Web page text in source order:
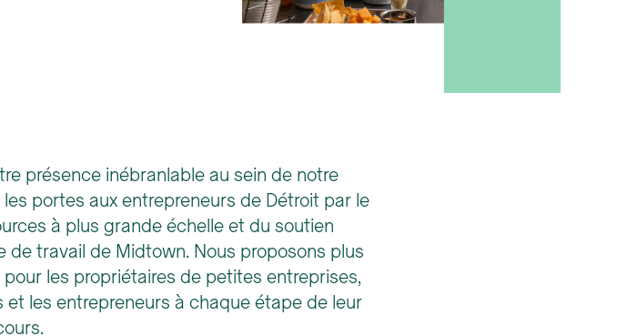
présence inébranlable au sein de notre
portes aux entrepreneurs de Détroit par le
à plus grande échelle et du soutien
travail de Midtown. Nous proposons plus
les propriétaires de petites entreprises,
les entrepreneurs à chaque étape de leur